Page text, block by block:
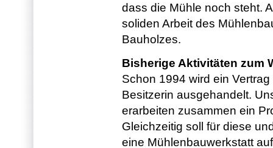
dass die Mühle noch steht.
soliden Arbeit des
Bauholzes.
Bisherige Aktivitäten zum
Schon 1994 wird ein
Besitzerin ausgehandelt.
erarbeiten zusammen ein
Gleichzeitig soll für diese
eine Mühlenbauwerkstatt